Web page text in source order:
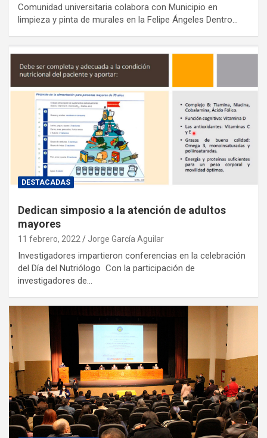
Comunidad universitaria colabora con Municipio en
limpieza y pinta de murales en la Felipe Ángeles Dentro…
DESTACADAS
Dedican simposio a la atención de adultos
mayores
11 febrero, 2022 Jorge García Aguilar
Investigadores impartieron conferencias en la celebración
del Día del Nutriólogo Con la participación de
investigadores de…